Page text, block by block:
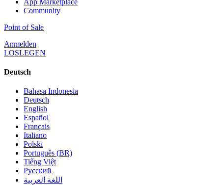
Community
Point of Sale
Anmelden
LOSLEGEN
Deutsch
Bahasa Indonesia
Deutsch
English
Español
Français
Italiano
Polski
Português (BR)
Tiếng Việt
Русский
اللغة العربية